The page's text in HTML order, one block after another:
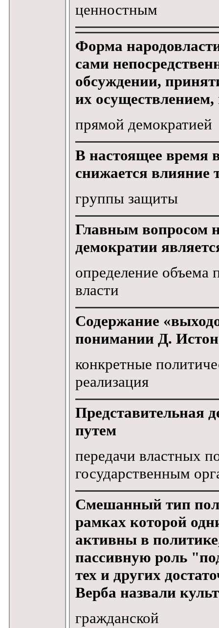
ценностным
Форма
сами
обсуждении,
их осуществлением,
прямой демократией
В настоящее время
снижается влияние
группы защиты
Главным вопросом
демократии
определение объема
власти
Содержание
понимании Д.
конкретные
реализация
Представительная
путем
передачи властных
государственным
Смешанный тип
рамках которой
активны в
пассивную роль
тех и других
Верба назвали
гражданской